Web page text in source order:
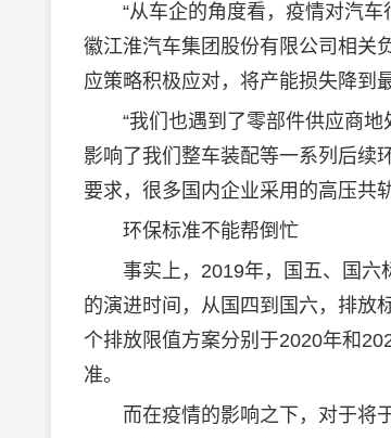
“从车企的角度看，疫情对汽车
徽江淮汽车集团股份有限公司相关
应策略积极应对，将产能损失降到
“我们也遇到了零部件供应商地
影响了我们整车装配等一系列后续
要求，很多国内企业采用的高压共
环保标准不能帮倒忙
事实上，2019年，国五、国六
的演进时间，从国四到国六，排放
个排放限值方案分别于2020年和
准。
而在疫情的影响之下，对于将于